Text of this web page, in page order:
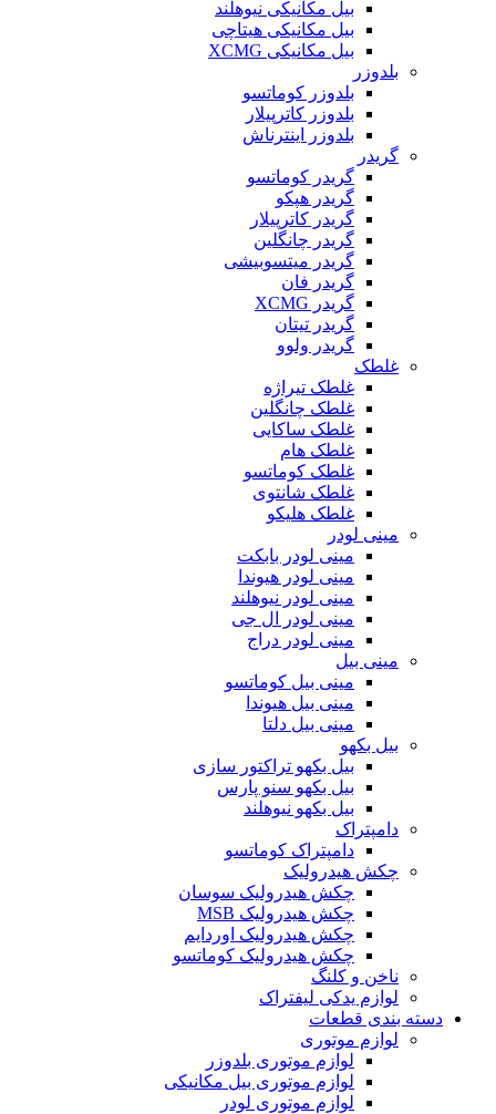
بیل مکانیکی نیوهلند
بیل مکانیکی هیتاچی
بیل مکانیکی XCMG
بلدوزر
بلدوزر کوماتسو
بلدوزر کاترپیلار
بلدوزر اینترناش
گریدر
گریدر کوماتسو
گریدر هپکو
گریدر کاترپیلار
گریدر چانگلین
گریدر میتسوبیشی
گریدر فان
گریدر XCMG
گریدر تیتان
گریدر ولوو
غلطک
غلطک تیراژه
غلطک چانگلین
غلطک ساکایی
غلطک هام
غلطک کوماتسو
غلطک شانتوی
غلطک هلیکو
مینی لودر
مینی لودر بابکت
مینی لودر هیوندا
مینی لودر نیوهلند
مینی لودر ال جی
مینی لودر دراج
مینی بیل
مینی بیل کوماتسو
مینی بیل هیوندا
مینی بیل دلتا
بیل بکهو
بیل بکهو تراکتور سازی
بیل بکهو سنو پارس
بیل بکهو نیوهلند
دامپتراک
دامپتراک کوماتسو
چکش هیدرولیک
چکش هیدرولیک سوسان
چکش هیدرولیک MSB
چکش هیدرولیک اوردایم
چکش هیدرولیک کوماتسو
ناخن و کلنگ
لوازم یدکی لیفتراک
دسته بندی قطعات
لوازم موتوری
لوازم موتوری بلدوزر
لوازم موتوری بیل مکانیکی
لوازم موتوری لودر